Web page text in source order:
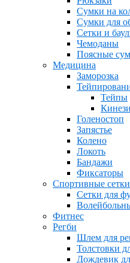
Сумки на
Сумки для
Сетки и
Чемоданы
Поясные
Медицина
Заморозка
Тейпы
Голеностоп
Запястье
Колено
Локоть
Бандажи
Фиксаторы
Спортивные сетки
Сетки для
Фитнес
Регби
Шлем для
Толстовки
Дождевик